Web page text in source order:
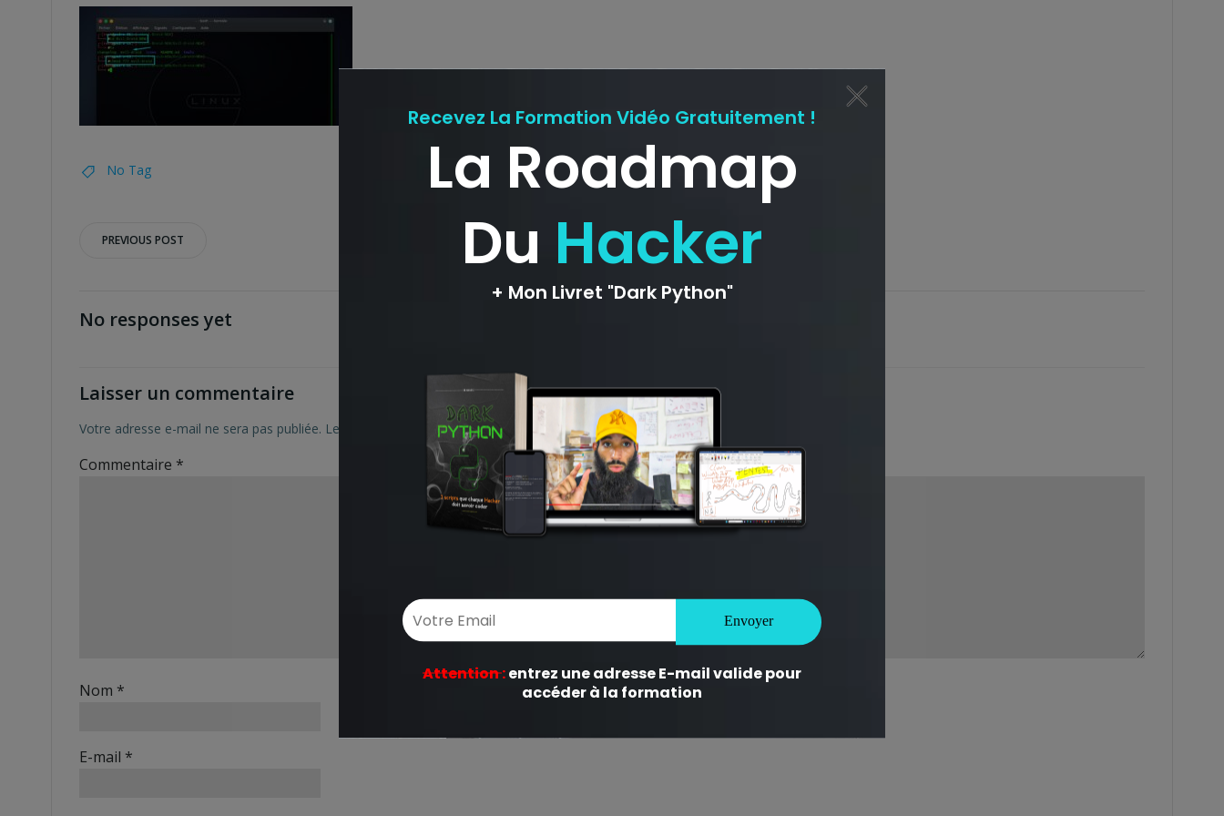
No Tag
Post
PREVIOUS POST
No responses yet
Laisser un commentaire
Votre adresse e-mail ne sera pas publiée. Les champs obligatoires sont indiqués avec*
Commentaire *
Nom *
E-mail *